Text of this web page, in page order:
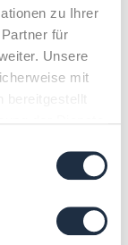
zu Ihrer
für
Unsere
mit
kommt
X